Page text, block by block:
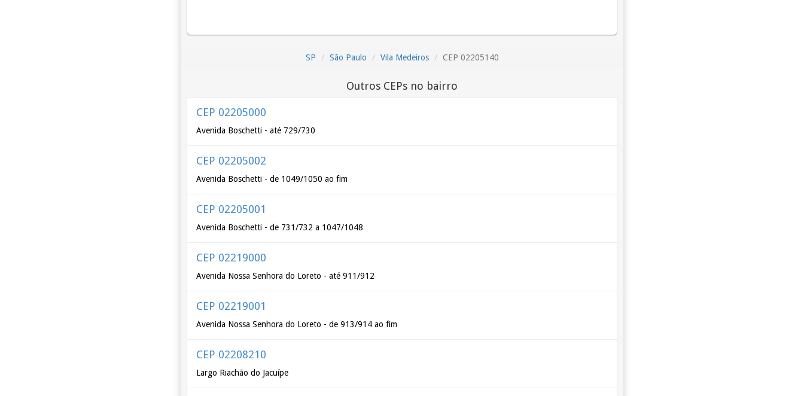
SP São Paulo Vila Medeiros CEP 02205140
Outros CEPs no bairro
CEP 02205000
Avenida Boschetti - até 729/730
CEP 02205002
Avenida Boschetti - de 1049/1050 ao fim
CEP 02205001
Avenida Boschetti - de 731/732 a 1047/1048
CEP 02219000
Avenida Nossa Senhora do Loreto - até 911/912
CEP 02219001
Avenida Nossa Senhora do Loreto - de 913/914 ao fim
CEP 02208210
Largo Riachão do Jacuípe